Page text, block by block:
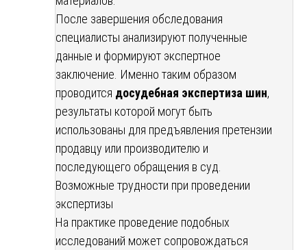
После завершения обследования
специалисты анализируют полученные
данные и формируют экспертное
заключение. Именно таким образом
проводится досудебная экспертиза шин,
результаты которой могут быть
использованы для предъявления претензии
продавцу или производителю и
последующего обращения в суд.
Возможные трудности при проведении
экспертизы
На практике проведение подобных
исследований может сопровождаться